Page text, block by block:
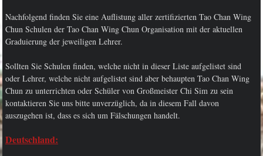
Nachfolgend finden Sie eine Auflistung aller zertifizierten Tao Chan Wing
Chun Schulen der Tao Chan Wing Chun Organisation mit der aktuellen
Graduierung der jeweiligen Lehrer.
Sollten Sie Schulen finden, welche nicht in dieser Liste aufgelistet sind
oder Lehrer, welche nicht aufgelistet sind aber behaupten Tao Chan Wing
Chun zu unterrichten oder Schüler von Großmeister Chi Sim zu sein
kontaktieren Sie uns bitte unverzüglich, da in diesem Fall davon
auszugehen ist, dass es sich um Fälschungen handelt.
Deutschland: